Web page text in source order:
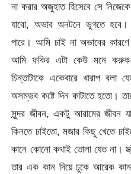
না করার অজুহাত হিসেবে সে
যাবো, অভাব অনটনে ভুগতে হবে।
পারে। আমি চাই না অভাবের
আমি ফকির এটা কেউ মনে
চিন্তাটাকে একেবারে খারাপ বলা
অসম্ভব কষ্টে দিন কাটাতে হতো।
সুন্দর জীবন, একটু আরামের জীবন
কিনতে চাইতো, মজার কিছু খেতে
কানে কোনো কথাই তোলা যেত না।
তার এক কান দিয়ে ঢুকে আরেক কান